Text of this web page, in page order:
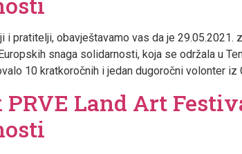
i pratitelji, obavještavamo vas da je
snaga solidarnosti, koja se održala u
10 kratkoročnih i jedan dugoročni volonter iz
PRVE Land Art